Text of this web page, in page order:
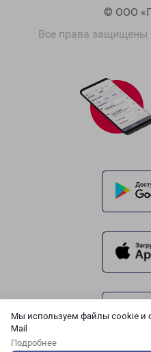
Мы используем файлы cookie и
Mail
Подробнее
© ООО
Все права защищены